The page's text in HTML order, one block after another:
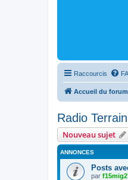
Raccourcis
Accueil du forum
Radio Terrain
Nouveau sujet
ANNONCES
Posts
par